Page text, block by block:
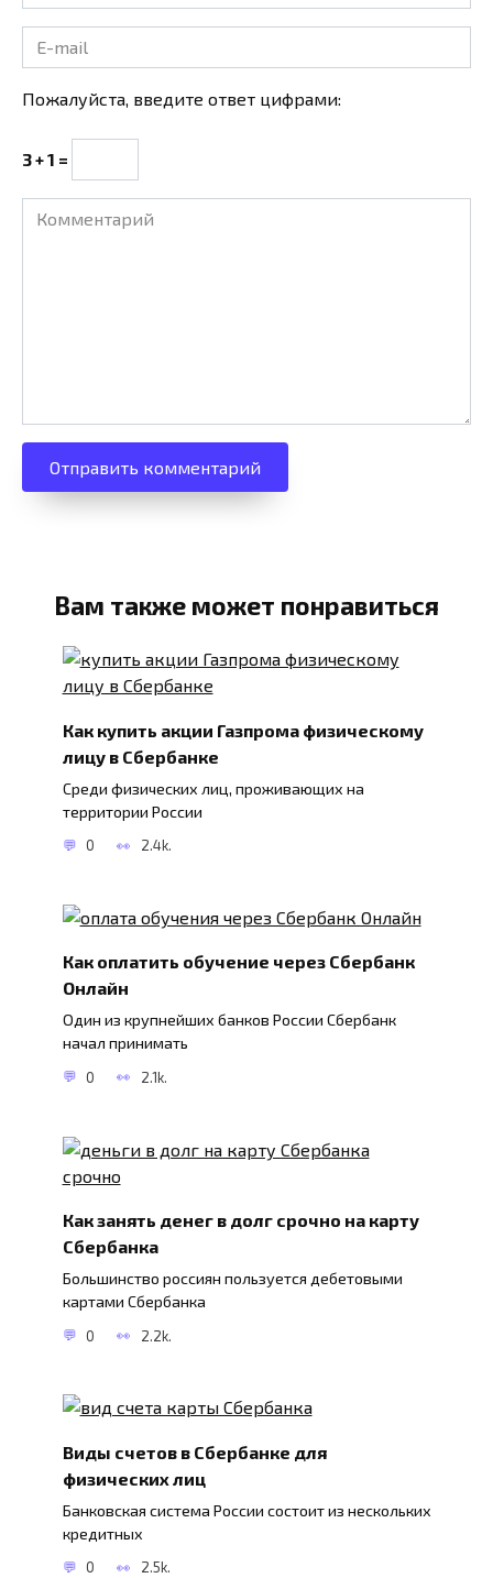
*
E-
mail
*
Пожалуйста, введите ответ цифрами:
3 + 1 =
Комментарий
Вам также может понравиться
Как купить акции Газпрома физическому
лицу в Сбербанке
Среди физических лиц, проживающих на
территории России
0 2.4k.
Как оплатить обучение через Сбербанк
Онлайн
Один из крупнейших банков России Сбербанк
начал принимать
0 2.1k.
Как занять денег в долг срочно на карту
Сбербанка
Большинство россиян пользуется дебетовыми
картами Сбербанка
0 2.2k.
Виды счетов в Сбербанке для
физических лиц
Банковская система России состоит из нескольких
кредитных
0 2.5k.